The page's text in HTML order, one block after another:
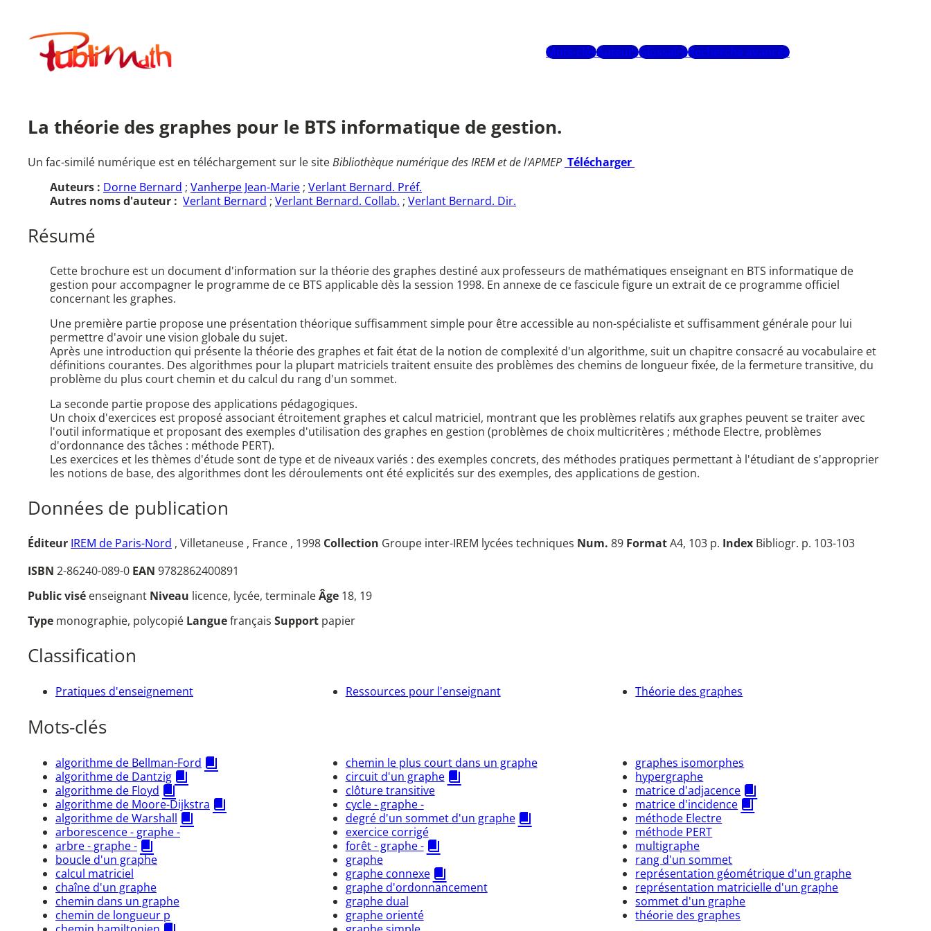
contenuPublimath
Mots-clésAuteursGlossaireRecherche avancée
La théorie des graphes pour le BTS informatique de gestion.
Un fac-similé numérique est en téléchargement sur le siteBibliothèque numérique des IREM et de l'APMEP Télécharger
Auteurs : Dorne Bernard ; Vanherpe Jean-Marie ; Verlant Bernard. Préf.
Autres noms d'auteur : Verlant Bernard ; Verlant Bernard. Collab. ; Verlant Bernard. Dir.
Résumé
Cette brochure est un document d'information sur la théorie des graphes destiné aux professeurs de mathématiques enseignant en BTS informatique de
gestion pour accompagner le programme de ce BTS applicable dès la session 1998. En annexe de ce fascicule figure un extrait de ce programme officiel
concernant les graphes.
Une première partie propose une présentation théorique suffisamment simple pour être accessible au non-spécialiste et suffisamment générale pour lui
permettre d'avoir une vision globale du sujet.
Après une introduction qui présente la théorie des graphes et fait état de la notion de complexité d'un algorithme, suit un chapitre consacré au vocabulaire et
définitions courantes. Des algorithmes pour la plupart matriciels traitent ensuite des problèmes des chemins de longueur fixée, de la fermeture transitive, du
problème du plus court chemin et du calcul du rang d'un sommet.
La seconde partie propose des applications pédagogiques.
Un choix d'exercices est proposé associant étroitement graphes et calcul matriciel, montrant que les problèmes relatifs aux graphes peuvent se traiter avec
l'outil informatique et proposant des exemples d'utilisation des graphes en gestion (problèmes de choix multicritères ; méthode Electre, problèmes
d'ordonnance des tâches : méthode PERT).
Les exercices et les thèmes d'étude sont de type et de niveaux variés : des exemples concrets, des méthodes pratiques permettant à l'étudiant de s'approprier
les notions de base, des algorithmes dont les déroulements ont été explicités sur des exemples, des applications de gestion.
Données de publication
Éditeur IREM de Paris-Nord , Villetaneuse , France , 1998 Collection Groupe inter-IREM lycées techniques Num. 89 FormatA4, 103 p. Index Bibliogr. p. 103-103
ISBN 2-86240-089-0 EAN 9782862400891
Public visé enseignant Niveau licence, lycée, terminaleÂge 18, 19
Type monographie, polycopié Languefrançais Support papier
Classification
Pratiques d'enseignement Ressources pour l'enseignant Théorie des graphes
Mots-clés
algorithme de Bellman-Ford
algorithme de Dantzig
algorithme de Floyd
algorithme de Moore-Dijkstra
algorithme de Warshall
arborescence - graphe -
arbre - graphe -
boucle d'un graphe
calcul matriciel
chaîne d'un graphe
chemin dans un graphe
chemin de longueur p
chemin le plus court dans un graphe
circuit d'un graphe
clôture transitive
cycle - graphe -
degré d'un sommet d'un graphe
exercice corrigé
forêt - graphe -
graphe
graphe connexe
graphe d'ordonnancement
graphe dual
graphe orienté
graphes isomorphes
hypergraphe
matrice d'adjacence
matrice d'incidence
méthode Electre
méthode PERT
multigraphe
rang d'un sommet
représentation géométrique d'un graphe
représentation matricielle d'un graphe
sommet d'un graphe
théorie des graphes